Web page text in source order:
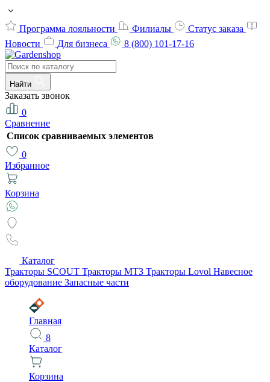
Программа лояльности Филиалы
Статус заказа
Новости
Для бизнеса 8 (800) 101-17-16
Найти
Заказать звонок
0
Сравнение
Список сравниваемых элементов
0
Избранное
Корзина
Каталог
Тракторы SCOUT Тракторы МТЗ Тракторы Lovol Навесное
оборудование Запасные части
Главная
8
Каталог
Корзина